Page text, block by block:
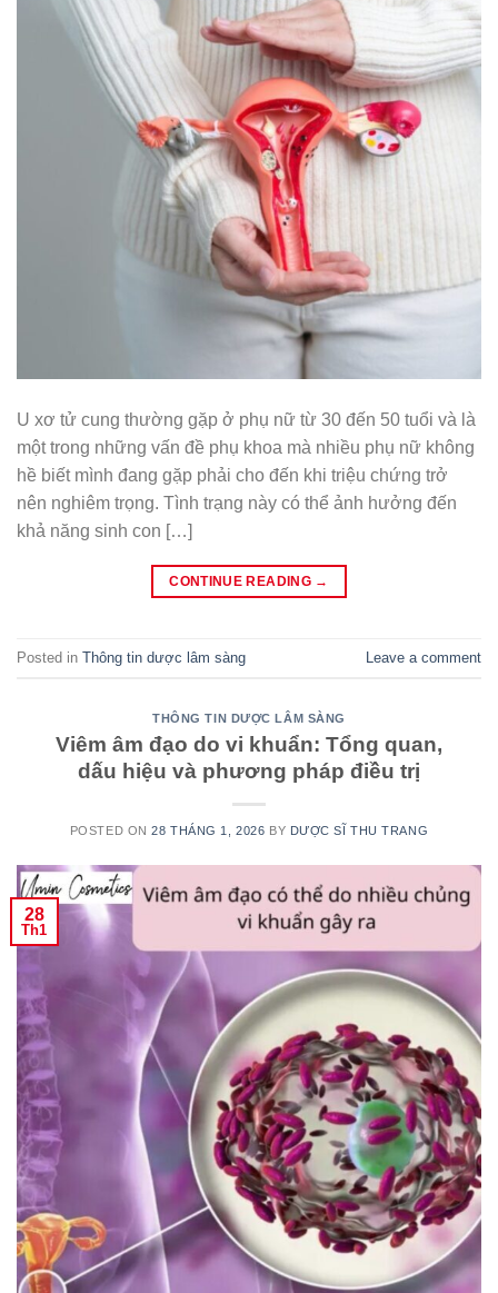
U xơ tử cung thường gặp ở phụ nữ từ 30 đến 50 tuổi và là
một trong những vấn đề phụ khoa mà nhiều phụ nữ không
hề biết mình đang gặp phải cho đến khi triệu chứng trở
nên nghiêm trọng. Tình trạng này có thể ảnh hưởng đến
khả năng sinh con […]
CONTINUE READING →
Posted in Thông tin dược lâm sàng Leave a comment
THÔNG TIN DƯỢC LÂM SÀNG
Viêm âm đạo do vi khuẩn: Tổng quan,
dấu hiệu và phương pháp điều trị
POSTED ON28 THÁNG 1, 2026 BY DƯỢC SĨ THU TRANG
28
Th1